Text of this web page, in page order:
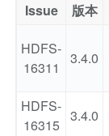
Issue 版本
HDFS-
16311
3.4.0
HDFS-
16315
3.4.0